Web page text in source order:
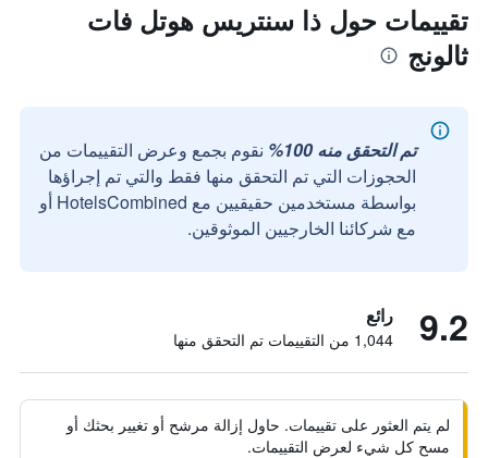
تقييمات حول ذا سنتريس هوتل فات
ثالونج
تم التحقق منه 100%
نقوم بجمع وعرض التقييمات من
الحجوزات التي تم التحقق منها فقط والتي تم إجراؤها
بواسطة مستخدمين حقيقيين مع HotelsCombined أو
مع شركائنا الخارجيين الموثوقين.
9.2 رائع
1,044 من التقييمات تم التحقق منها
لم يتم العثور على تقييمات. حاول إزالة مرشح أو تغيير بحثك أو
مسح كل شيء لعرض التقييمات.